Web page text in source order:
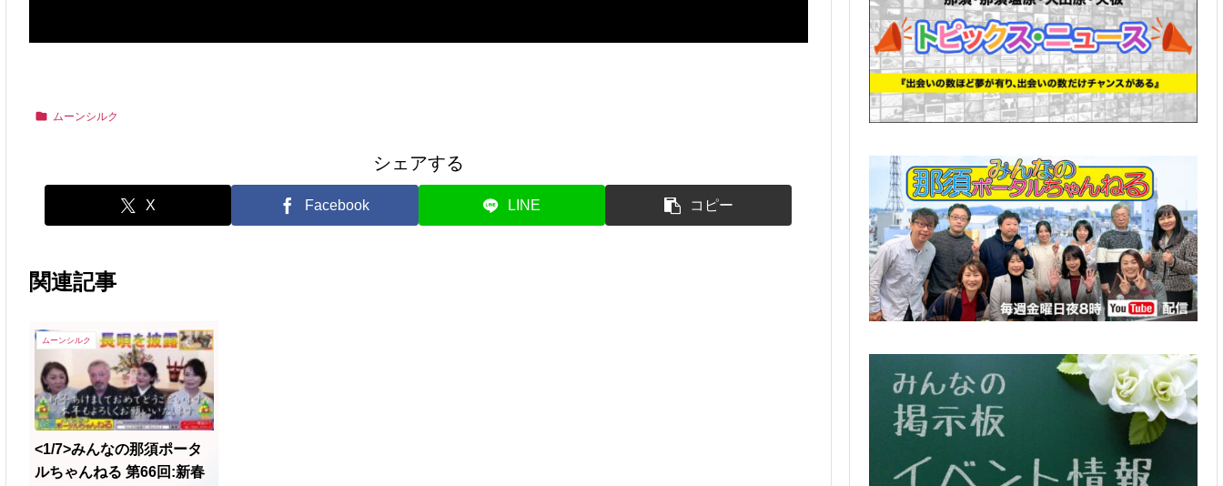
ムーンシルク
シェアする
X Facebook LINE コピー
関連記事
ムーンシルク
<1/7>みんなの那須ポータ
ルちゃんねる 第66回:新春